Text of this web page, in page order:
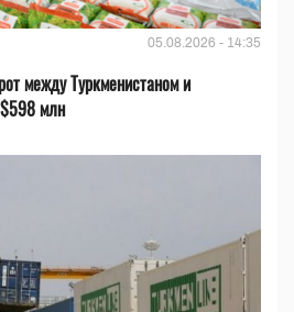
05.08.2026 - 14:35
между Туркменистаном и
млн